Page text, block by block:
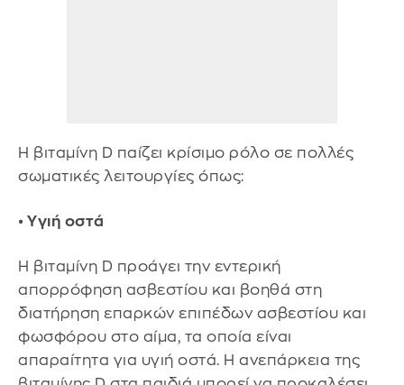
Η βιταμίνη D παίζει κρίσιμο ρόλο σε πολλές
σωματικές λειτουργίες όπως:
• Υγιή οστά
Η βιταμίνη D προάγει την εντερική
απορρόφηση ασβεστίου και βοηθά στη
διατήρηση επαρκών επιπέδων ασβεστίου και
φωσφόρου στο αίμα, τα οποία είναι
απαραίτητα για υγιή οστά. Η ανεπάρκεια της